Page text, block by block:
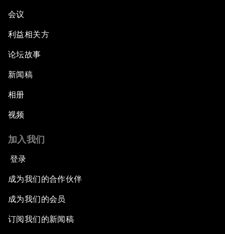
会议
利益相关方
论坛故事
新闻稿
相册
视频
加入我们
登录
成为我们的合作伙伴
成为我们的会员
订阅我们的新闻稿